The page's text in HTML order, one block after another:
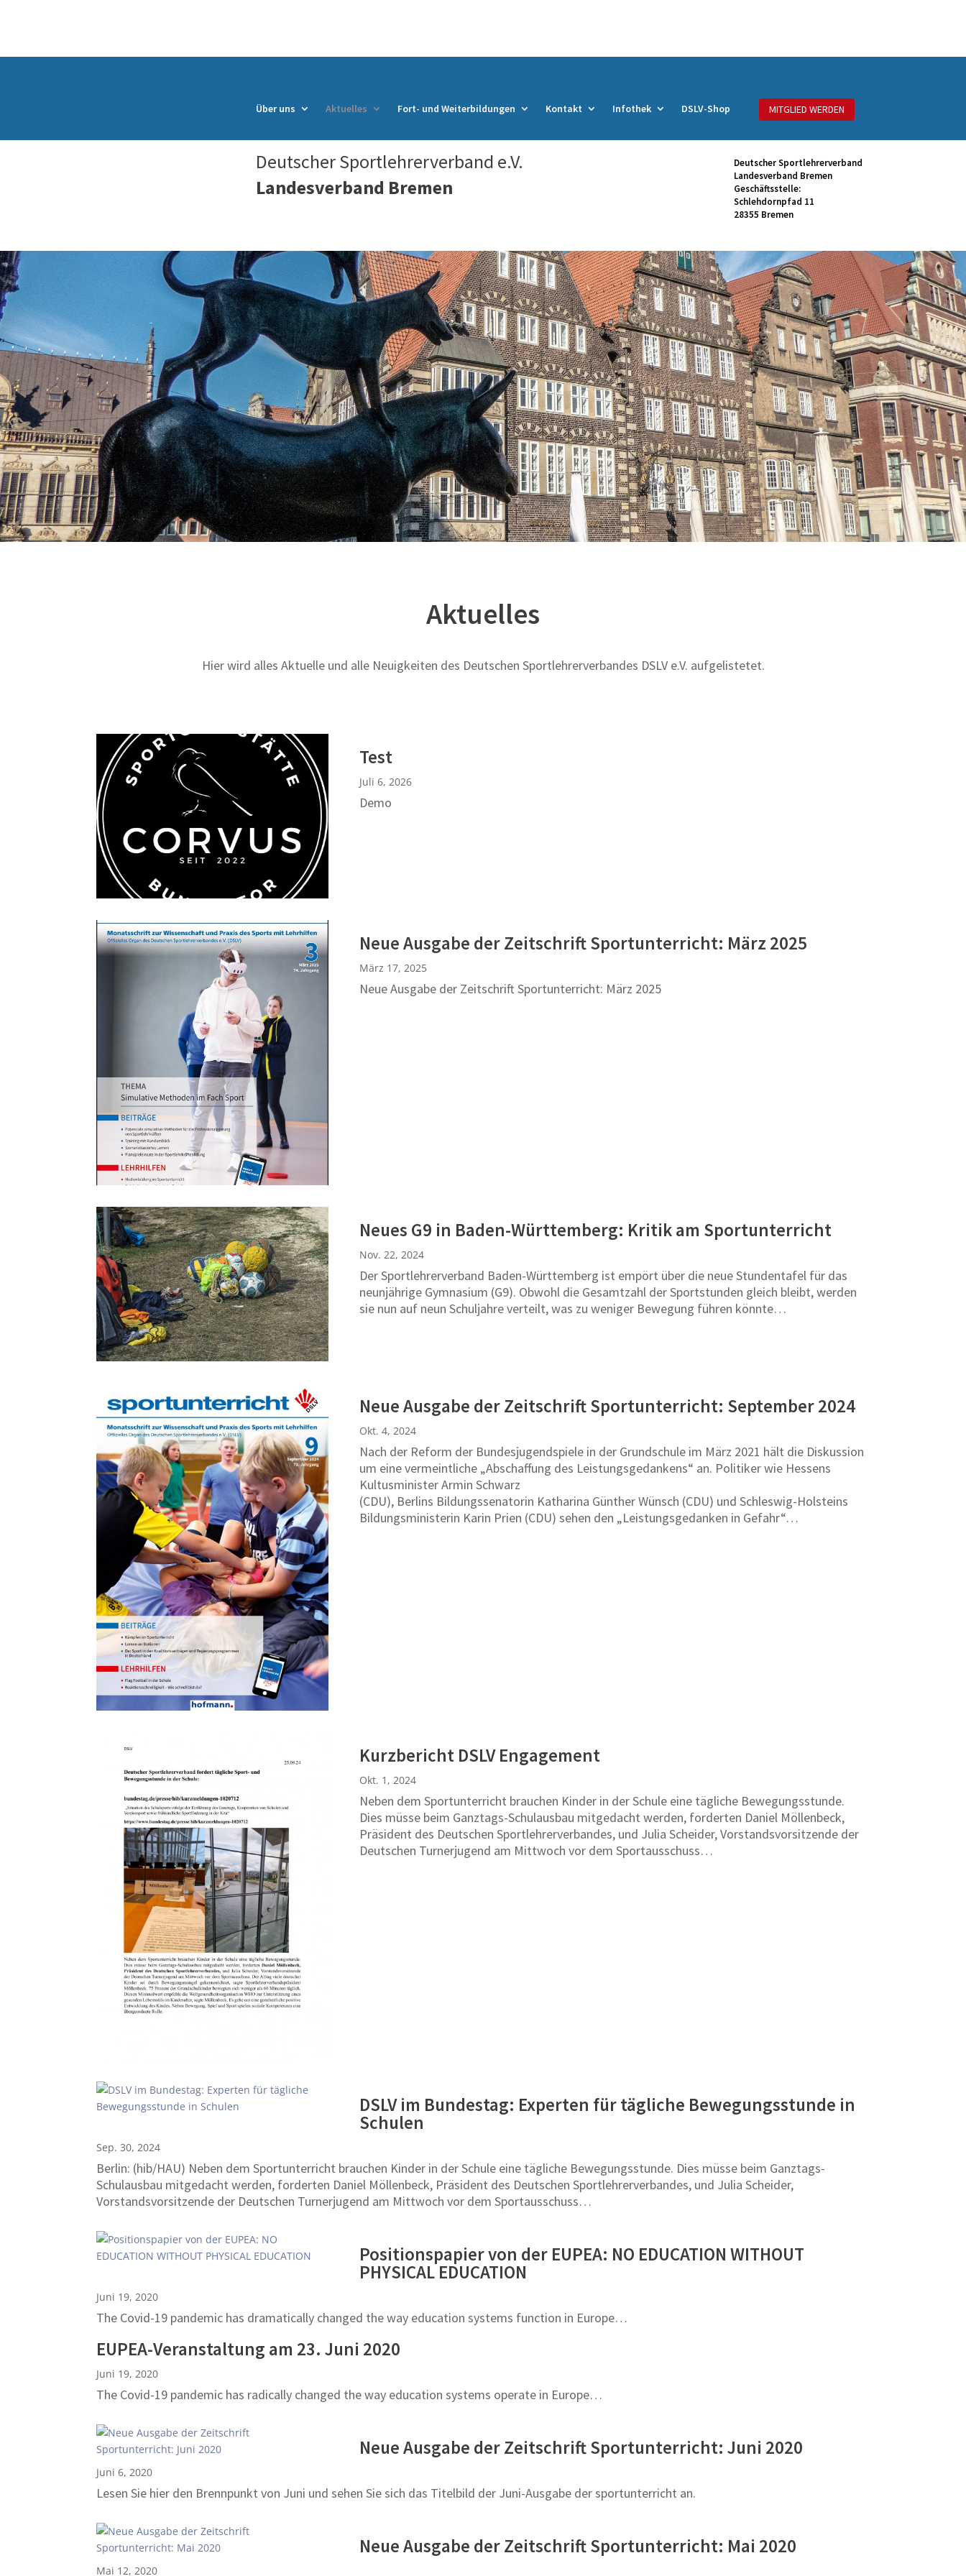
Über uns Aktuelles Fort- und Weiterbildungen Kontakt Infothek DSLV-Shop MITGLIED WERDEN
Deutscher Sportlehrerverband e.V.
Landesverband Bremen
Deutscher Sportlehrerverband
Landesverband Bremen
Geschäftsstelle:
Schlehdornpfad 11
28355 Bremen
Aktuelles
Hier wird alles Aktuelle und alle Neuigkeiten des Deutschen Sportlehrerverbandes DSLV e.V. aufgelistetet.
Test
Juli 6, 2026
Demo
Neue Ausgabe der Zeitschrift Sportunterricht: März 2025
März 17, 2025
Neue Ausgabe der Zeitschrift Sportunterricht: März 2025
Neues G9 in Baden-Württemberg: Kritik am Sportunterricht
Nov. 22, 2024
Der Sportlehrerverband Baden-Württemberg ist empört über die neue Stundentafel für das
neunjährige Gymnasium (G9). Obwohl die Gesamtzahl der Sportstunden gleich bleibt, werden
sie nun auf neun Schuljahre verteilt, was zu weniger Bewegung führen könnte…
Neue Ausgabe der Zeitschrift Sportunterricht: September 2024
Okt. 4, 2024
Nach der Reform der Bundesjugendspiele in der Grundschule im März 2021 hält die Diskussion
um eine vermeintliche „Abschaffung des Leistungsgedankens“ an. Politiker wie Hessens
Kultusminister Armin Schwarz
(CDU), Berlins Bildungssenatorin Katharina Günther Wünsch (CDU) und Schleswig-Holsteins
Bildungsministerin Karin Prien (CDU) sehen den „Leistungsgedanken in Gefahr“…
Kurzbericht DSLV Engagement
Okt. 1, 2024
Neben dem Sportunterricht brauchen Kinder in der Schule eine tägliche Bewegungsstunde.
Dies müsse beim Ganztags-Schulausbau mitgedacht werden, forderten Daniel Möllenbeck,
Präsident des Deutschen Sportlehrerverbandes, und Julia Scheider, Vorstandsvorsitzende der
Deutschen Turnerjugend am Mittwoch vor dem Sportausschuss…
DSLV im Bundestag: Experten für tägliche Bewegungsstunde in
Schulen
Sep. 30, 2024
Berlin: (hib/HAU) Neben dem Sportunterricht brauchen Kinder in der Schule eine tägliche Bewegungsstunde. Dies müsse beim Ganztags-
Schulausbau mitgedacht werden, forderten Daniel Möllenbeck, Präsident des Deutschen Sportlehrerverbandes, und Julia Scheider,
Vorstandsvorsitzende der Deutschen Turnerjugend am Mittwoch vor dem Sportausschuss…
Positionspapier von der EUPEA: NO EDUCATION WITHOUT
PHYSICAL EDUCATION
Juni 19, 2020
The Covid-19 pandemic has dramatically changed the way education systems function in Europe…
EUPEA-Veranstaltung am 23. Juni 2020
Juni 19, 2020
The Covid-19 pandemic has radically changed the way education systems operate in Europe…
Neue Ausgabe der Zeitschrift Sportunterricht: Juni 2020
Juni 6, 2020
Lesen Sie hier den Brennpunkt von Juni und sehen Sie sich das Titelbild der Juni-Ausgabe der sportunterricht an.
Neue Ausgabe der Zeitschrift Sportunterricht: Mai 2020
Mai 12, 2020